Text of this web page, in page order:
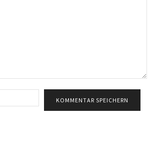
Mail:*